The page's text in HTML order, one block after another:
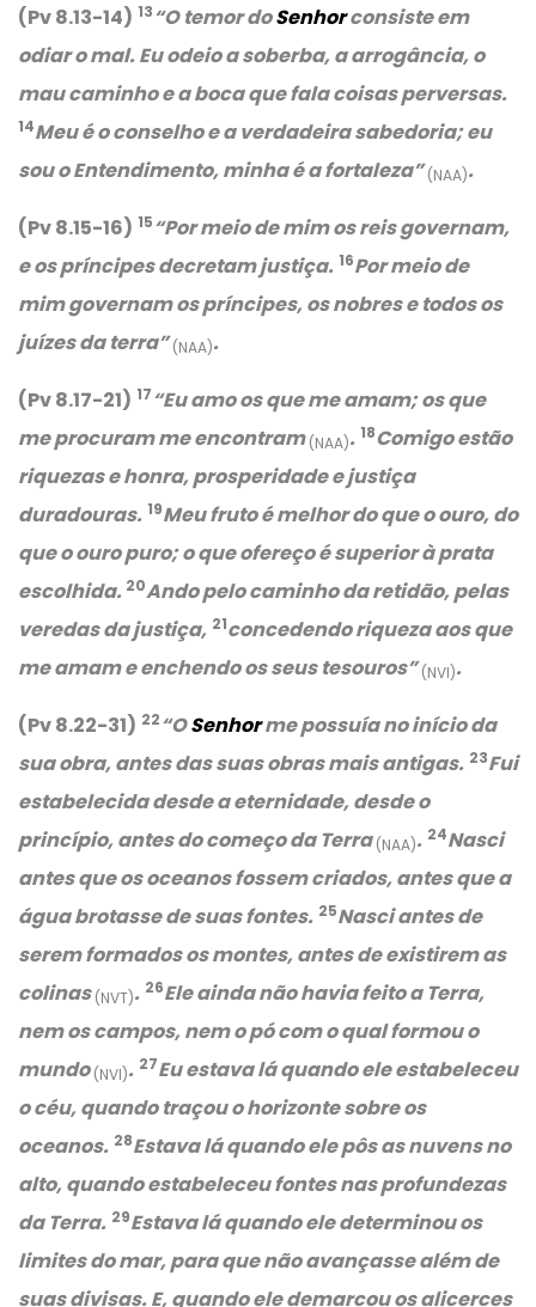
(Pv 8.13-14) 13“O temor doSenhorconsiste em
odiar o mal. Eu odeio a soberba, a arrogância, o
mau caminho e a boca que fala coisas perversas.
14Meu é o conselho e a verdadeira sabedoria; eu
sou o Entendimento, minha é a fortaleza”(NAA).
(Pv 8.15-16) 15“Por meio de mim os reis governam,
e os príncipes decretam justiça. 16Por meio de
mim governam os príncipes, os nobres e todos os
juízes da terra”(NAA).
(Pv 8.17-21) 17“Eu amo os que me amam; os que
me procuram me encontram(NAA). 18Comigo estão
riquezas e honra, prosperidade e justiça
duradouras. 19Meu fruto é melhor do que o ouro, do
que o ouro puro; o que ofereço é superior à prata
escolhida. 20Ando pelo caminho da retidão, pelas
veredas da justiça, 21concedendo riqueza aos que
me amam e enchendo os seus tesouros”(NVI).
(Pv 8.22-31) 22“OSenhorme possuía no início da
sua obra, antes das suas obras mais antigas. 23Fui
estabelecida desde a eternidade, desde o
princípio, antes do começo da Terra(NAA). 24Nasci
antes que os oceanos fossem criados, antes que a
água brotasse de suas fontes. 25Nasci antes de
serem formados os montes, antes de existirem as
colinas(NVT). 26Ele ainda não havia feito a Terra,
nem os campos, nem o pó com o qual formou o
mundo(NVI). 27Eu estava lá quando ele estabeleceu
o céu, quando traçou o horizonte sobre os
oceanos. 28Estava lá quando ele pôs as nuvens no
alto, quando estabeleceu fontes nas profundezas
da Terra. 29Estava lá quando ele determinou os
limites do mar, para que não avançasse além de
suas divisas. E, quando ele demarcou os alicerces